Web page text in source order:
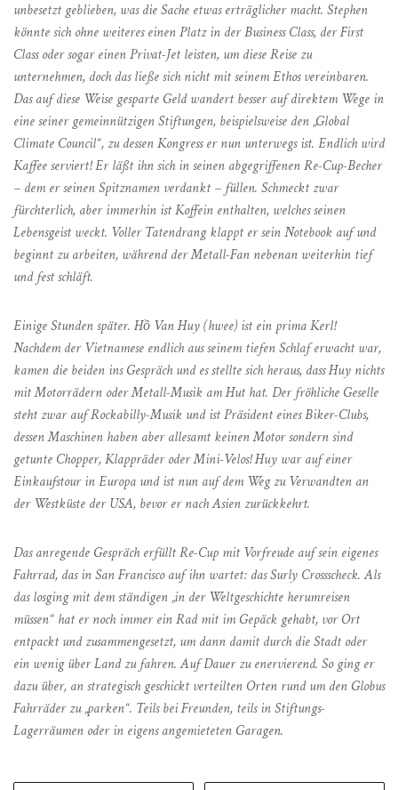
unbesetzt geblieben, was die Sache etwas erträglicher macht. Stephen
könnte sich ohne weiteres einen Platz in der Business Class, der First
Class oder sogar einen Privat-Jet leisten, um diese Reise zu
unternehmen, doch das ließe sich nicht mit seinem Ethos vereinbaren.
Das auf diese Weise gesparte Geld wandert besser auf direktem Wege in
eine seiner gemeinnützigen Stiftungen, beispielsweise den „Global
Climate Council“, zu dessen Kongress er nun unterwegs ist. Endlich wird
Kaffee serviert! Er läßt ihn sich in seinen abgegriffenen Re-Cup-Becher
– dem er seinen Spitznamen verdankt – füllen. Schmeckt zwar
fürchterlich, aber immerhin ist Koffein enthalten, welches seinen
Lebensgeist weckt. Voller Tatendrang klappt er sein Notebook auf und
beginnt zu arbeiten, während der Metall-Fan nebenan weiterhin tief
und fest schläft.
Einige Stunden später. Hồ Van Huy (hwee) ist ein prima Kerl!
Nachdem der Vietnamese endlich aus seinem tiefen Schlaf erwacht war,
kamen die beiden ins Gespräch und es stellte sich heraus, dass Huy nichts
mit Motorrädern oder Metall-Musik am Hut hat. Der fröhliche Geselle
steht zwar auf Rockabilly-Musik und ist Präsident eines Biker-Clubs,
dessen Maschinen haben aber allesamt keinen Motor sondern sind
getunte Chopper, Klappräder oder Mini-Velos! Huy war auf einer
Einkaufstour in Europa und ist nun auf dem Weg zu Verwandten an
der Westküste der USA, bevor er nach Asien zurückkehrt.
Das anregende Gespräch erfüllt Re-Cup mit Vorfreude auf sein eigenes
Fahrrad, das in San Francisco auf ihn wartet: das Surly Crossscheck. Als
das losging mit dem ständigen „in der Weltgeschichte herumreisen
müssen“ hat er noch immer ein Rad mit im Gepäck gehabt, vor Ort
entpackt und zusammengesetzt, um dann damit durch die Stadt oder
ein wenig über Land zu fahren. Auf Dauer zu enervierend. So ging er
dazu über, an strategisch geschickt verteilten Orten rund um den Globus
Fahrräder zu „parken“. Teils bei Freunden, teils in Stiftungs-
Lagerräumen oder in eigens angemieteten Garagen.